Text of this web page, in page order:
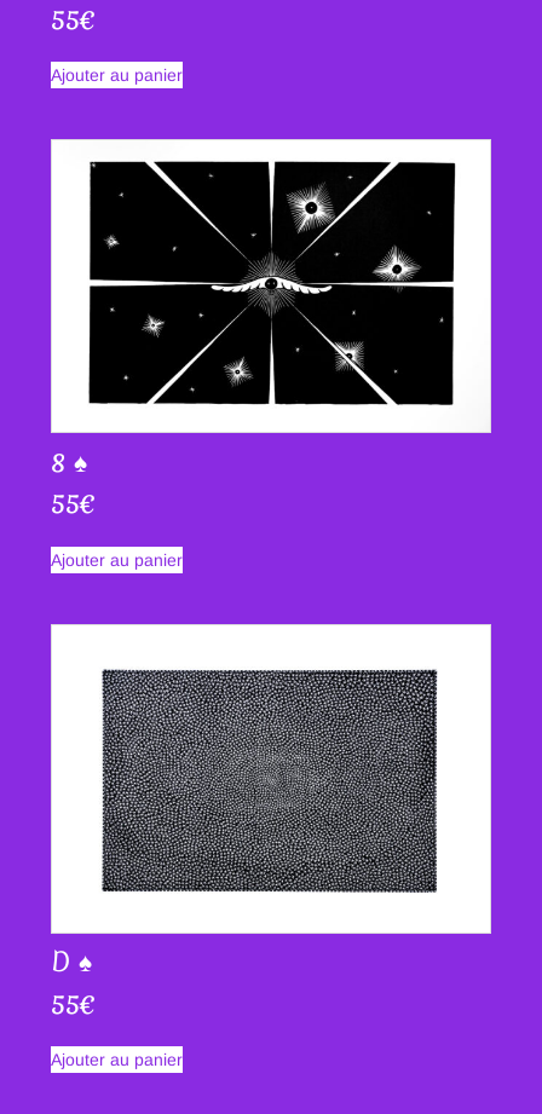
55€
Ajouter au panier
8 ♠
55€
Ajouter au panier
D ♠
55€
Ajouter au panier